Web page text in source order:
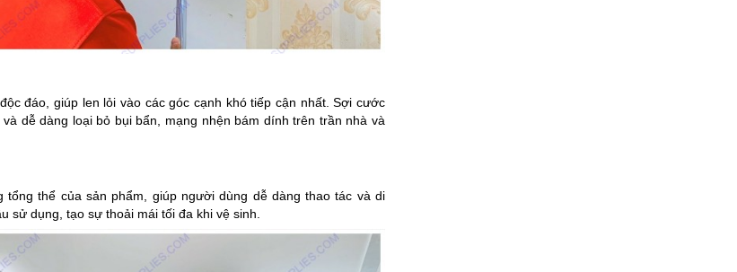
đáo, giúp len lỏi vào các góc cạnh khó tiếp cận nhất. Sợi cước
dễ dàng loại bỏ bụi bẩn, mạng nhện bám dính trên trần nhà và
thể của sản phẩm, giúp người dùng dễ dàng thao tác và di
sử dụng, tạo sự thoải mái tối đa khi vệ sinh.